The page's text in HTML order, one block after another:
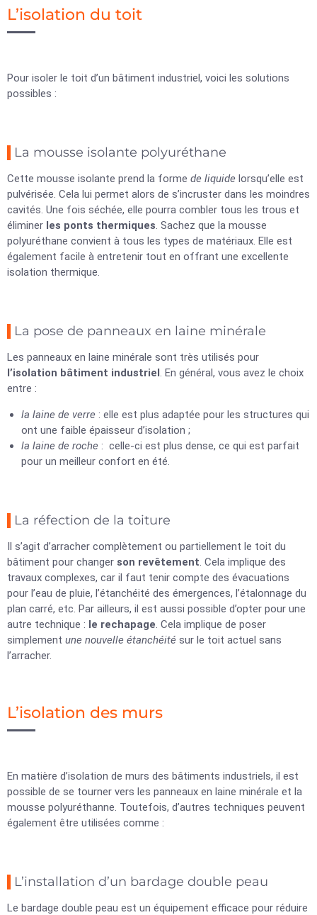
L’isolation du toit
Pour isoler le toit d’un bâtiment industriel, voici les solutions
possibles :
La mousse isolante polyuréthane
Cette mousse isolante prend la forme de liquide lorsqu’elle est
pulvérisée. Cela lui permet alors de s’incruster dans les moindres
cavités. Une fois séchée, elle pourra combler tous les trous et
éliminer les ponts thermiques. Sachez que la mousse
polyuréthane convient à tous les types de matériaux. Elle est
également facile à entretenir tout en offrant une excellente
isolation thermique.
La pose de panneaux en laine minérale
Les panneaux en laine minérale sont très utilisés pour
l’isolation bâtiment industriel. En général, vous avez le choix
entre :
la laine de verre : elle est plus adaptée pour les structures qui
ont une faible épaisseur d’isolation ;
la laine de roche : celle-ci est plus dense, ce qui est parfait
pour un meilleur confort en été.
La réfection de la toiture
Il s’agit d’arracher complètement ou partiellement le toit du
bâtiment pour changer son revêtement. Cela implique des
travaux complexes, car il faut tenir compte des évacuations
pour l’eau de pluie, l’étanchéité des émergences, l’étalonnage du
plan carré, etc. Par ailleurs, il est aussi possible d’opter pour une
autre technique : le rechapage. Cela implique de poser
simplement une nouvelle étanchéité sur le toit actuel sans
l’arracher.
L’isolation des murs
En matière d’isolation de murs des bâtiments industriels, il est
possible de se tourner vers les panneaux en laine minérale et la
mousse polyuréthanne. Toutefois, d’autres techniques peuvent
également être utilisées comme :
L’installation d’un bardage double peau
Le bardage double peau est un équipement efficace pour réduire